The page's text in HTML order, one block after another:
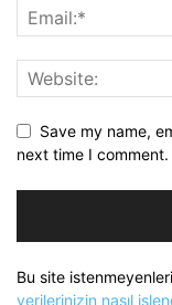
Save my name,
next time I comment.
Bu site
verilerinizin nasıl